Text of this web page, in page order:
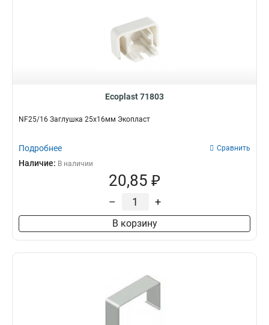
Ecoplast 71803
NF25/16 Заглушка 25х16мм Экопласт
Подробнее Сравнить
Наличие: В наличии
20,85 ₽
– +
В корзину